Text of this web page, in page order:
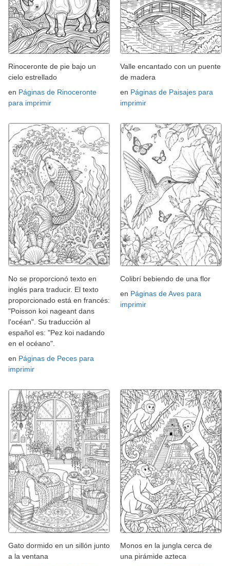
Rinoceronte de pie bajo un
cielo estrellado
en Páginas de Rinoceronte
para imprimir
Valle encantado con un puente
de madera
en Páginas de Paisajes para
imprimir
No se proporcionó texto en
inglés para traducir. El texto
proporcionado está en francés:
"Poisson koi nageant dans
l'océan". Su traducción al
español es: "Pez koi nadando
en el océano".
en Páginas de Peces para
imprimir
Colibrí bebiendo de una flor
en Páginas de Aves para
imprimir
Gato dormido en un sillón junto
a la ventana
Monos en la jungla cerca de
una pirámide azteca